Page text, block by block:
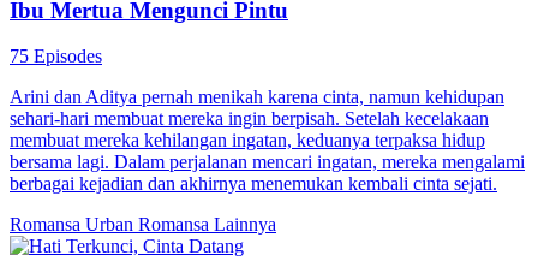
Ibu Mertua Mengunci Pintu
75 Episodes
Arini dan Aditya pernah menikah karena cinta, namun kehidupan
sehari-hari membuat mereka ingin berpisah. Setelah kecelakaan
membuat mereka kehilangan ingatan, keduanya terpaksa hidup
bersama lagi. Dalam perjalanan mencari ingatan, mereka mengalami
berbagai kejadian dan akhirnya menemukan kembali cinta sejati.
Romansa Urban Romansa Lainnya